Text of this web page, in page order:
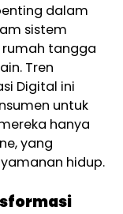
dalam
sistem
tangga
Tren
Digital ini
untuk
hanya
yang
hidup.